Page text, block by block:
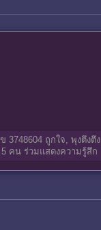
3748604 ถูกใจ, พุงตึงตึง
คน ร่วมแสดงความรู้สึก